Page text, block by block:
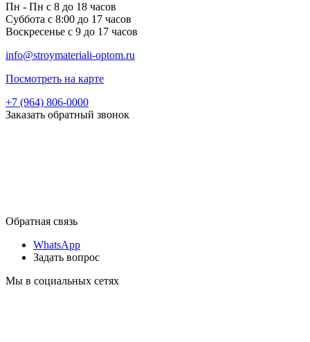
Пн - Пн с 8 до 18 часов
Суббота с 8:00 до 17 часов
Воскресенье с 9 до 17 часов
info@stroymateriali-optom.ru
Посмотреть на карте
+7 (964) 806-0000
Заказать обратный звонок
Обратная связь
WhatsApp
Задать вопрос
Мы в социальных сетях